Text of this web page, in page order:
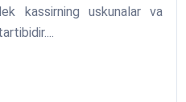
kassirning uskunalar va